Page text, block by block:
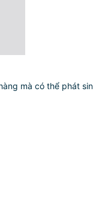
mà có thể phát